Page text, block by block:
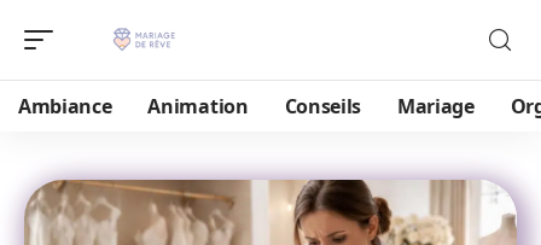
Ambiance Animation Conseils Mariage